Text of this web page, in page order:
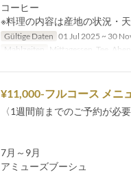
コーヒー
※料理の内容は産地の状況・
Gültige Daten 01 Jul 2025 ~ 30
Mahlzeiten
Mittagessen, Tee,
¥11,000-フルコース メニ
〈1週間前までのご予約が必
7月～9月
アミューズブーシュ